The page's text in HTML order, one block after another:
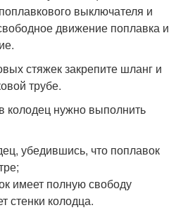
выключателя и
движение поплавка и
стяжек закрепите шланг и
трубе.
колодец нужно выполнить
убедившись, что поплавок
имеет полную свободу
стенки колодца.